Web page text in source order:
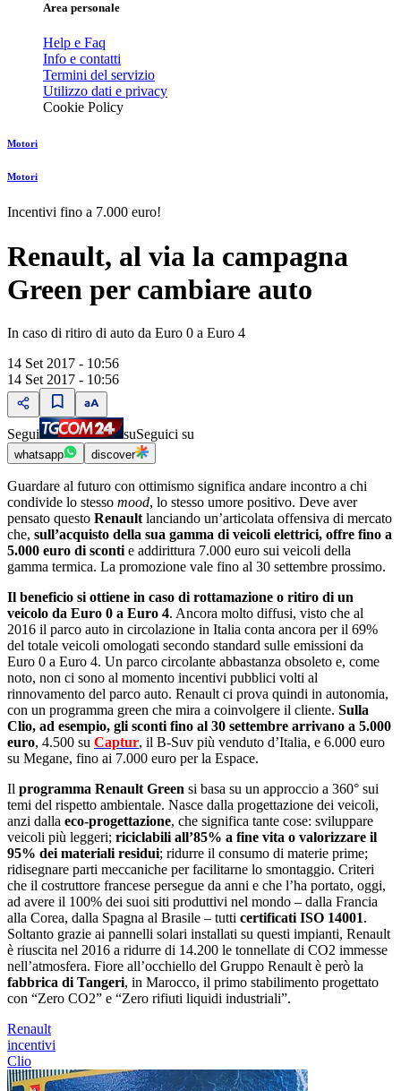
Area personale
Help e Faq
Info e contatti
Termini del servizio
Utilizzo dati e privacy
Cookie Policy
Motori
Motori
Incentivi fino a 7.000 euro!
Renault, al via la campagna
Green per cambiare auto
In caso di ritiro di auto da Euro 0 a Euro 4
14 Set 2017 - 10:56
14 Set 2017 - 10:56
Segui suSeguici su
whatsapp discover
Guardare al futuro con ottimismo significa andare incontro a chi
condivide lo stesso mood, lo stesso umore positivo. Deve aver
pensato questo Renault lanciando unʼarticolata offensiva di mercato
che, sullʼacquisto della sua gamma di veicoli elettrici, offre fino a
5.000 euro di sconti e addirittura 7.000 euro sui veicoli della
gamma termica. La promozione vale fino al 30 settembre prossimo.
Il beneficio si ottiene in caso di rottamazione o ritiro di un
veicolo da Euro 0 a Euro 4. Ancora molto diffusi, visto che al
2016 il parco auto in circolazione in Italia conta ancora per il 69%
del totale veicoli omologati secondo standard sulle emissioni da
Euro 0 a Euro 4. Un parco circolante abbastanza obsoleto e, come
noto, non ci sono al momento incentivi pubblici volti al
rinnovamento del parco auto. Renault ci prova quindi in autonomia,
con un programma green che mira a coinvolgere il cliente. Sulla
Clio, ad esempio, gli sconti fino al 30 settembre arrivano a 5.000
euro, 4.500 su Captur, il B-Suv più venduto dʼItalia, e 6.000 euro
su Megane, fino ai 7.000 euro per la Espace.
Il programma Renault Green si basa su un approccio a 360° sui
temi del rispetto ambientale. Nasce dalla progettazione dei veicoli,
anzi dalla eco-progettazione, che significa tante cose: sviluppare
veicoli più leggeri; riciclabili all’85% a fine vita o valorizzare il
95% dei materiali residui; ridurre il consumo di materie prime;
ridisegnare parti meccaniche per facilitarne lo smontaggio. Criteri
che il costruttore francese persegue da anni e che lʼha portato, oggi,
ad avere il 100% dei suoi siti produttivi nel mondo ‒ dalla Francia
alla Corea, dalla Spagna al Brasile ‒ tutti certificati ISO 14001.
Soltanto grazie ai pannelli solari installati su questi impianti, Renault
è riuscita nel 2016 a ridurre di 14.200 le tonnellate di CO2 immesse
nell’atmosfera. Fiore all’occhiello del Gruppo Renault è però la
fabbrica di Tangeri, in Marocco, il primo stabilimento progettato
con “Zero CO2” e “Zero rifiuti liquidi industriali”.
Renault
incentivi
Clio